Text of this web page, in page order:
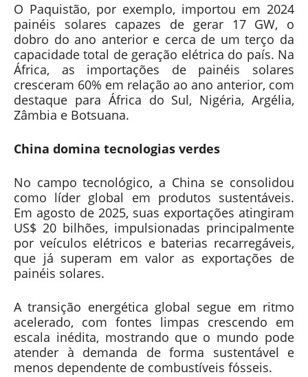
O Paquistão, por exemplo, importou em 2024
painéis solares capazes de gerar 17 GW, o
dobro do ano anterior e cerca de um terço da
capacidade total de geração elétrica do país. Na
África, as importações de painéis solares
cresceram 60% em relação ao ano anterior, com
destaque para África do Sul, Nigéria, Argélia,
Zâmbia e Botsuana.
China domina tecnologias verdes
No campo tecnológico, a China se consolidou
como líder global em produtos sustentáveis.
Em agosto de 2025, suas exportações atingiram
US$ 20 bilhões, impulsionadas principalmente
por veículos elétricos e baterias recarregáveis,
que já superam em valor as exportações de
painéis solares.
A transição energética global segue em ritmo
acelerado, com fontes limpas crescendo em
escala inédita, mostrando que o mundo pode
atender à demanda de forma sustentável e
menos dependente de combustíveis fósseis.